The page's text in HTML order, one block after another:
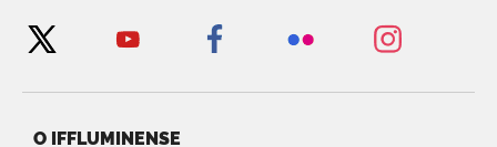
O IFFLUMINENSE